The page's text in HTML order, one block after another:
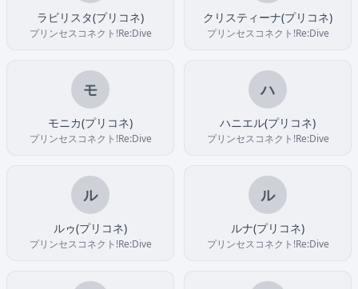
ラビリスタ(プリコネ)
プリンセスコネクト!Re:Dive
クリスティーナ(プリコネ)
プリンセスコネクト!Re:Dive
モ
モニカ(プリコネ)
プリンセスコネクト!Re:Dive
ハ
ハニエル(プリコネ)
プリンセスコネクト!Re:Dive
ル
ルゥ(プリコネ)
プリンセスコネクト!Re:Dive
ル
ルナ(プリコネ)
プリンセスコネクト!Re:Dive